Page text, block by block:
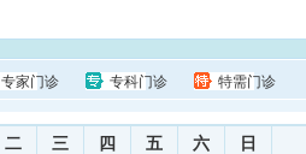
专家门诊 专科门诊 特需门诊
二 三 四 五 六 日